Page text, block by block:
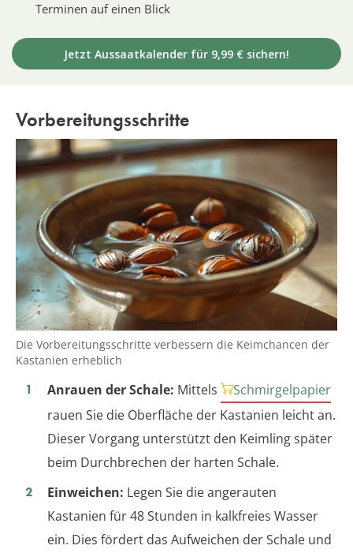
Terminen auf einen Blick
Jetzt Aussaatkalender für 9,99 € sichern!
Vorbereitungsschritte
Die Vorbereitungsschritte verbessern die Keimchancen der
Kastanien erheblich
Anrauen der Schale: Mittels
Schmirgelpapier
rauen Sie die Oberfläche der Kastanien leicht an.
Dieser Vorgang unterstützt den Keimling später
beim Durchbrechen der harten Schale.
Einweichen: Legen Sie die angerauten
Kastanien für 48 Stunden in kalkfreies Wasser
ein. Dies fördert das Aufweichen der Schale und